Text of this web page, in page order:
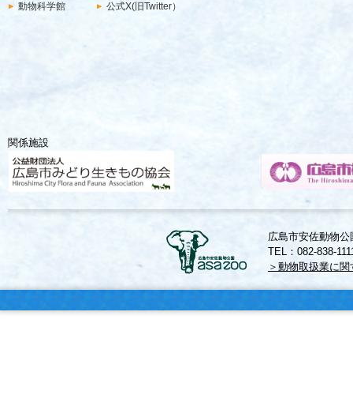
動物科学館
公式X(旧Twitter）
関係施設
広島市安佐動物
TEL：082-838-
＞動物取扱業に